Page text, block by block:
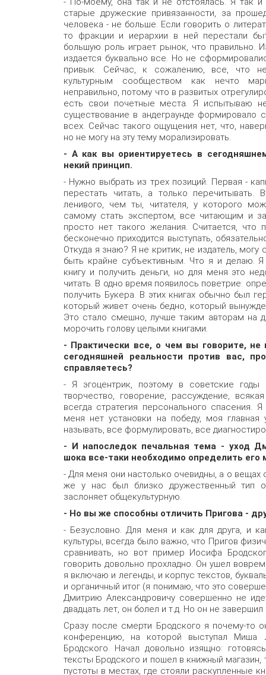
старые дружеские привязанности, за
человека - не больше. Если говорить о
то фракции и иерархии в ней перестали
большую роль играет рынок, что правильно.
издается буквально все. Но не
привык. Сейчас, к сожалению, все, что
культурным сообществом как нечто
неправильно, потому что в развитых
есть свои почетные места. Я испытываю
существование в андеграунде формировало
всех. Сейчас такого ощущения нет, что,
но не могу на эту тему морализировать.
- А как вы ориентируетесь в
некий принцип.
- Нужно выбрать из трех позиций. Первая -
перестать читать, а только
ленивого, чем ты, читателя, у которого
самому стать экспертом, все читающим и
просто нет такого желания. Считается,
бесконечно приходится выступать,
Откуда я знаю? Я не критик, не издатель, могу
быть крайне субъективным. Что я и делаю.
книгу и получить деньги, но для меня это
читать. В одно время появилось поветрие:
получить Букера. В этих книгах обычно был
который живет очень бедно, который
Это стало смешно, лучше таким авторам на
морочить голову целыми книгами.
- Практически все, о чем вы говорите,
сегодняшней реальности против вас,
справляетесь?
- Я эгоцентрик, поэтому в советские
творчество, говорение, рассуждение,
всегда стратегия персонального
меня нет установки на победу, моя
называть, все формулировать, все
- И напоследок печальная тема - уход
шока все-таки необходимо определить его
- Для меня они настолько очевидны, а о вещах
же у нас был близко дружественный тип
заслоняет общекультурную.
- Но вы же способны отличить Пригова -
- Безусловно. Для меня и как для друга, и
культуры, всегда было важно, что Пригов
сравнивать, но вот пример Иосифа
говорить довольно прохладно. Он ушел
я включаю и легенды, и корпус текстов,
и органичный итог (я понимаю, что это
Дмитрию Александровичу совершенно не
двадцать лет, он болел и т.д. Но он не
Сразу после смерти Бродского я почему-то
конференцию, на которой выступал
Бродского. Начал довольно изящно:
тексты Бродского и пошел в книжный
пустоты в местах, где стояли раскупленные